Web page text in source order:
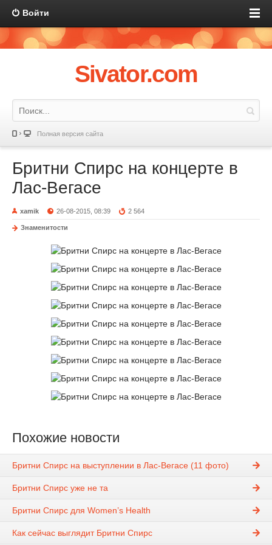
Войти
Sivator.com
Полная версия сайта
Бритни Спирс на концерте в
Лас-Вегасе
xamik 26-08-2015, 08:39 2 564
Знаменитости
Похожие новости
Бритни Спирс на выступлении в Лас-Вегасе (11 фото)
Бритни Спирс уже не та
Бритни Спирс для Women’s Health
Как сейчас выглядит Бритни Спирс